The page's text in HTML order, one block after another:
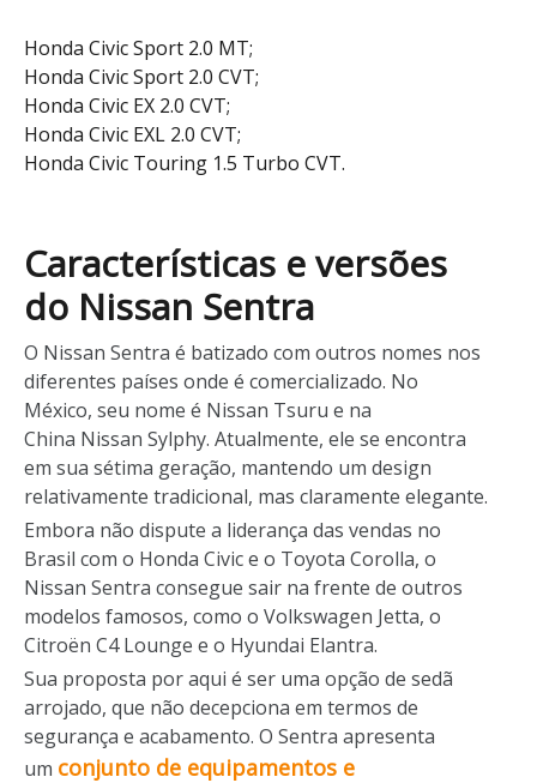
Honda Civic Sport 2.0 MT;
Honda Civic Sport 2.0 CVT;
Honda Civic EX 2.0 CVT;
Honda Civic EXL 2.0 CVT;
Honda Civic Touring 1.5 Turbo CVT.
Características e versões
do Nissan Sentra
O Nissan Sentra é batizado com outros nomes nos
diferentes países onde é comercializado. No
México, seu nome é Nissan Tsuru e na
China Nissan Sylphy. Atualmente, ele se encontra
em sua sétima geração, mantendo um design
relativamente tradicional, mas claramente elegante.
Embora não dispute a liderança das vendas no
Brasil com o Honda Civic e o Toyota Corolla, o
Nissan Sentra consegue sair na frente de outros
modelos famosos, como o Volkswagen Jetta, o
Citroën C4 Lounge e o Hyundai Elantra.
Sua proposta por aqui é ser uma opção de sedã
arrojado, que não decepciona em termos de
segurança e acabamento. O Sentra apresenta
um conjunto de equipamentos e